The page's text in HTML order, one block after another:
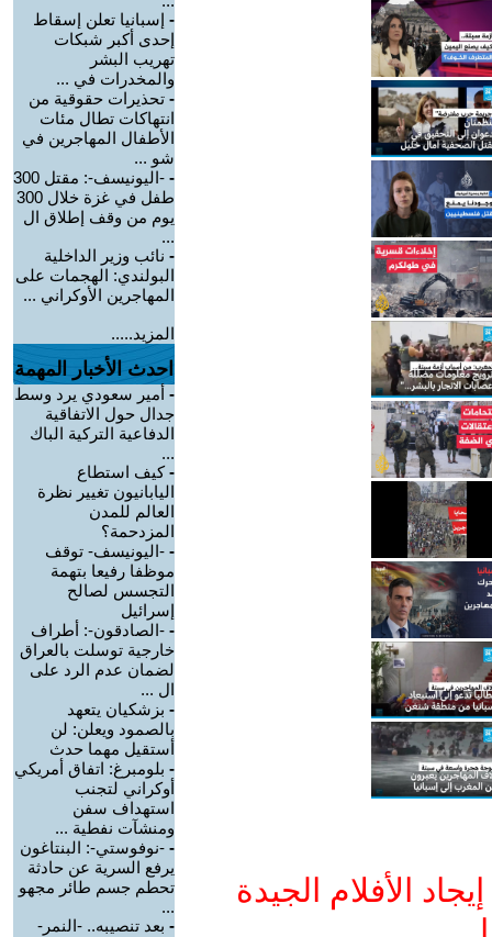
الأفلام الجيدة
- إسبانيا تعلن إسقاط
إحدى أكبر شبكات
تهريب البشر
والمخدرات في ...
- تحذيرات حقوقية من
انتهاكات تطال مئات
الأطفال المهاجرين في
شو ...
-
-اليونيسف-: مقتل 300
طفل في غزة خلال 300
يوم من وقف إطلاق ال
...
- نائب وزير الداخلية
البولندي: الهجمات على
المهاجرين الأوكراني ...
المزيد.....
احدث الأخبار المهمة
- أمير سعودي يرد وسط
جدال حول الاتفاقية
الدفاعية التركية الباك
...
-كيف استطاع
اليابانيون تغيير نظرة
العالم للمدن
المزدحمة؟
- -اليونيسف- توقف
موظفا رفيعا بتهمة
التجسس لصالح
إسرائيل
- -الصادقون-: أطراف
خارجية توسلت بالعراق
لضمان عدم الرد على
ال ...
- بزشكيان يتعهد
بالصمود ويعلن: لن
أستقيل مهما حدث
- بلومبرغ: اتفاق أمريكي
أوكراني لتجنب
استهداف سفن
ومنشآت نفطية ...
- -نوفوستي-: البنتاغون
يرفع السرية عن حادثة
تحطم جسم طائر مجهو
...
- بعد تنصيبه.. -النمر-